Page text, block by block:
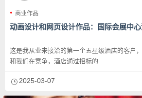
商业作品
动画设计和网页设计作品：国际会展中心
这是我从业来接洽的第一个五星级酒店的客户
和我们在竞争，酒店通过招标的...
2025-03-07